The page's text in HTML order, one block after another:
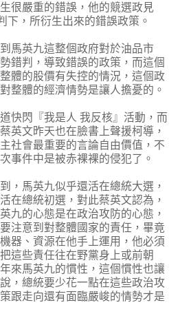
很嚴重的錯誤，他的競選政見
下，所衍生出來的錯誤政策。
馬英九這整個政府對於油品市
錯判，導致錯誤的政策，而這個
體的股價有失控的情況，這個政
整體的經濟情勢是讓人擔憂的。
快閃『我是人 我反核』活動，而
英文昨天也在臉書上聲援柯導，
社會最重要的言論自由價值，不
事件中是被赤裸裸的侵犯了。
，馬英九似乎還活在總統大選，
在總統初選，對此蔡英文認為，
九的心態是在政治攻防的心態，
注意到對整體國家的責任，畢竟
器、資源在他手上運用，他必須
這些責任往在野黨身上或前朝
來馬英九的慣性，這個慣性也讓
，總統要少花一點在這些政治攻
跟走向還有面臨嚴峻的情勢才是